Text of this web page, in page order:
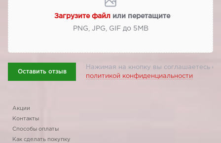
Загрузите файл или перетащите
PNG, JPG, GIF до 5МВ
Оставить отзыв
Нажимая на кнопку вы соглашаетесь с
политикой конфиденциальности
Акции
Контакты
Способы оплаты
Как сделать покупку